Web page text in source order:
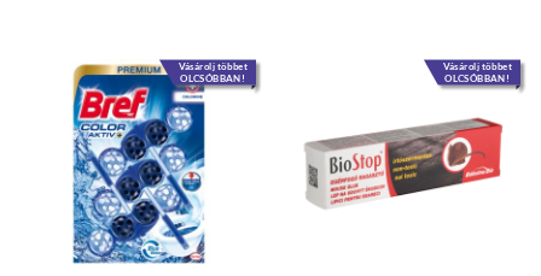
Vásárolj többet
OLCSÓBBAN!
Vásárolj többet
OLCSÓBBAN!